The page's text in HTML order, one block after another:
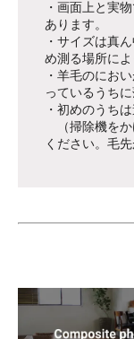
・画面上と実
あります。
・サイズは真
め測る場所によ
・羊毛のにお
っているうちに
・初めのうち
（掃除機をか
ください。毛